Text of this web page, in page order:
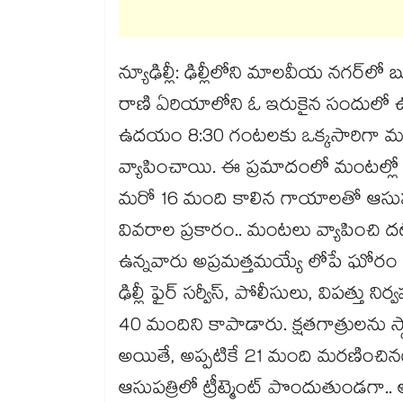
న్యూఢిల్లీ: ఢిల్లీలోని మాలవీయ నగర్‌‌లో
రాణి ఏరియాలోని ఓ ఇరుకైన సందులో
ఉదయం 8:30 గంటలకు ఒక్కసారిగా
వ్యాపించాయి. ఈ ప్రమాదంలో మంటల్లో
మరో 16 మంది కాలిన గాయాలతో
వివరాల ప్రకారం.. మంటలు
ఉన్నవారు అప్రమత్తమయ్యే లోపే
ఢిల్లీ ఫైర్ సర్వీస్, పోలీసులు, విపత్తు
40 మందిని కాపాడారు. క్షతగాత్రులను
అయితే, అప్పటికే 21 మంది
ఆసుపత్రిలో ట్రీట్మెంట్